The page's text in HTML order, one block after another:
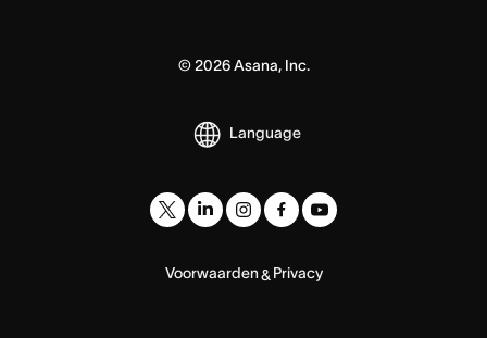
© 2026Asana, Inc.
Language
Voorwaarden& Privacy